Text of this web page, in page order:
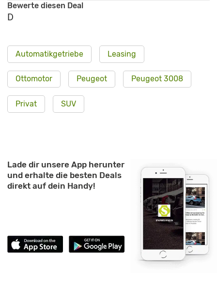
D
Bewerte diesen Deal
Automatikgetriebe Leasing
Ottomotor Peugeot Peugeot 3008
Privat SUV
Lade dir unsere App herunter
und erhalte die besten Deals
direkt auf dein Handy!